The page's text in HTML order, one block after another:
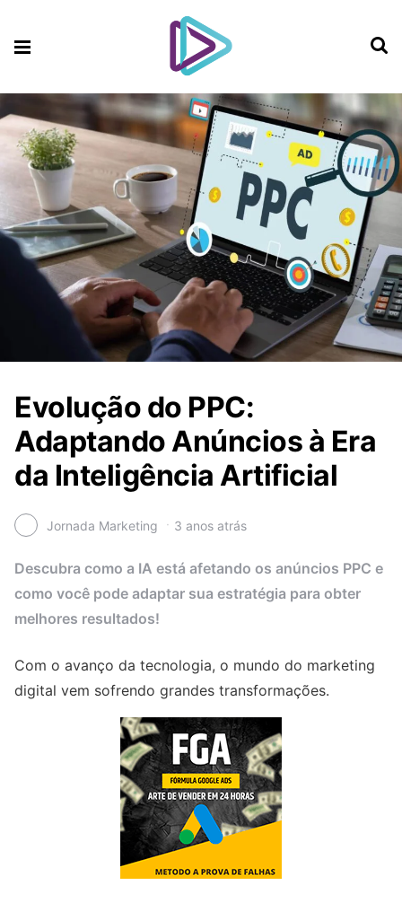
Evolução do PPC:
Adaptando Anúncios à Era
da Inteligência Artificial
Jornada Marketing 3 anos atrás
Descubra como a IA está afetando os anúncios PPC e
como você pode adaptar sua estratégia para obter
melhores resultados!
Com o avanço da tecnologia, o mundo do marketing
digital vem sofrendo grandes transformações.